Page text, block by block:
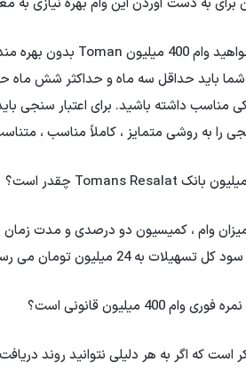
شما باید حداقل سه ماه و حداکثر شش
مناسب داشته باشید. برای اعتبار سنجی
را به روشی متمایز ، کاملاً مناسب ،
میلیون تومان می رسد و کل وام و سود با 424 میلیون تومن اعلام شده است.
وام 400 میلیون قانونی است؟
است که اگر به هر دلیلی نتوانید روند